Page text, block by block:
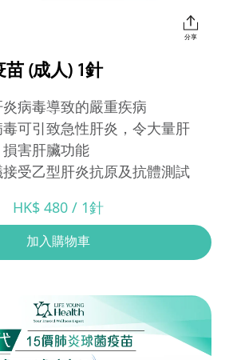
分享
(成人) 1針
病毒導致的嚴重疾病
可引致急性肝炎，令大量肝
害肝臟功能
受乙型肝炎抗原及抗體測試
HK$ 480 / 1針
加入購物車